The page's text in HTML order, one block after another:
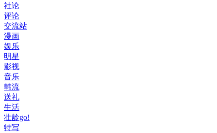
社论
评论
交流站
漫画
娱乐
明星
影视
音乐
韩流
送礼
生活
壮龄go!
特写